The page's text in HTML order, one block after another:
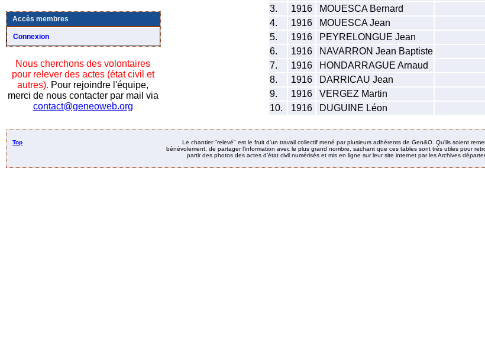
Accès membres
Connexion
Nous cherchons des volontaires
pour relever des actes (état civil et
autres). Pour rejoindre l'équipe,
merci de nous contacter par mail via
contact@geneoweb.org
3.
1916 MOUESCA Bernard
4.
1916 MOUESCA Jean
5.
1916 PEYRELONGUE Jean
6.
1916 NAVARRON Jean Baptiste
7.
1916 HONDARRAGUE Arnaud
8.
1916 DARRICAU Jean
9.
1916 VERGEZ Martin
10.
1916 DUGUINE Léon
Top
Le chantier "relevé" est le fruit d’un travail collectif mené par plusieurs adhérents de Gen&O. Qu’ils soient
bénévolement, de partager l’information avec le plus grand nombre, sachant que ces tables sont très utiles pour
partir des photos des actes d’état civil numérisés et mis en ligne sur leur site internet par les Archives